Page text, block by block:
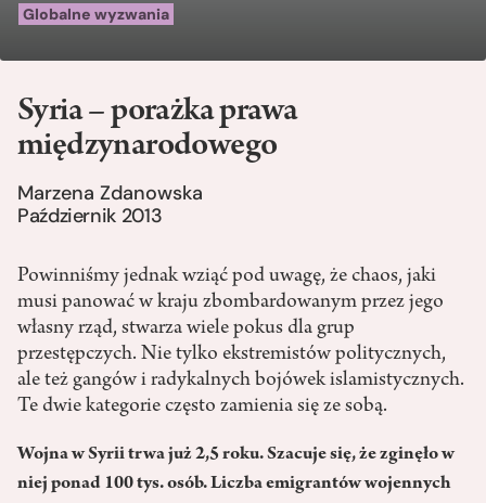
Globalne wyzwania
Syria – porażka prawa
międzynarodowego
Marzena Zdanowska
Październik 2013
Powinniśmy jednak wziąć pod uwagę, że chaos, jaki
musi panować w kraju zbombardowanym przez jego
własny rząd, stwarza wiele pokus dla grup
przestępczych. Nie tylko ekstremistów politycznych,
ale też gangów i radykalnych bojówek islamistycznych.
Te dwie kategorie często zamienia się ze sobą.
Wojna w Syrii trwa już 2,5 roku. Szacuje się, że zginęło w
niej ponad 100 tys. osób. Liczba emigrantów wojennych